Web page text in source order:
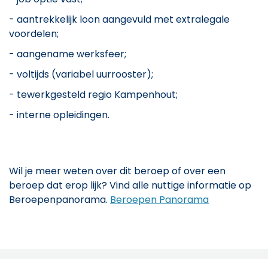
- aantrekkelijk loon aangevuld met extralegale
voordelen;
- aangename werksfeer;
- voltijds (variabel uurrooster);
- tewerkgesteld regio Kampenhout;
- interne opleidingen.
Wil je meer weten over dit beroep of over een
beroep dat erop lijk? Vind alle nuttige informatie op
Beroepenpanorama. Beroepen Panorama